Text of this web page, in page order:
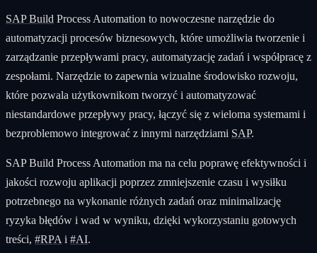
SAP Build Process Automation to nowoczesne narzędzie do
automatyzacji procesów biznesowych, które umożliwia tworzenie i
zarządzanie przepływami pracy, automatyzację zadań i współpracę z
zespołami. Narzędzie to zapewnia wizualne środowisko rozwoju,
które pozwala użytkownikom tworzyć i automatyzować
niestandardowe przepływy pracy, łączyć się z wieloma systemami i
bezproblemowo integrować z innymi narzędziami SAP.
SAP Build Process Automation ma na celu poprawę efektywności i
jakości rozwoju aplikacji poprzez zmniejszenie czasu i wysiłku
potrzebnego na wykonanie różnych zadań oraz minimalizację
ryzyka błędów i wad w wyniku, dzięki wykorzystaniu gotowych
treści, #RPA i #AI.